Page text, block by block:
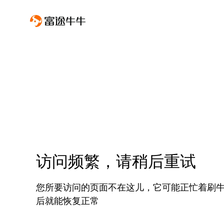
访问频繁，请稍后重试
您所要访问的页面不在这儿，它可能正忙着刷
后就能恢复正常